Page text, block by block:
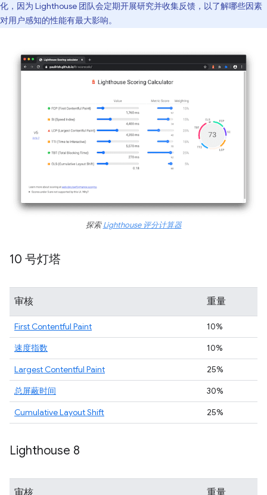
化，因为 Lighthouse 团队会定期开展研究并收集反馈，以了解哪些因素
对用户感知的性能有最大影响。
探索Lighthouse 评分计算器
10 号灯塔
审核 重量
First Contentful Paint
10%
速度指数
10%
Largest Contentful Paint
25%
总屏蔽时间
30%
Cumulative Layout Shift
25%
Lighthouse 8